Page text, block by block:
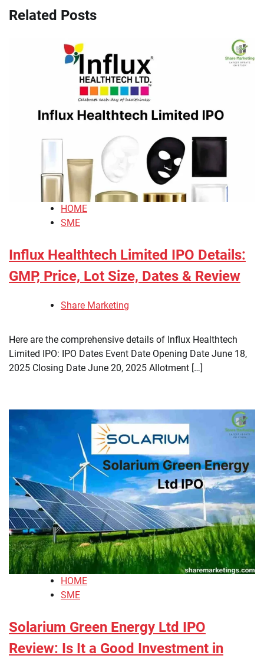
Related Posts
HOME
SME
Influx Healthtech Limited IPO Details:
GMP, Price, Lot Size, Dates & Review
Share Marketing
Here are the comprehensive details of Influx Healthtech
Limited IPO: IPO Dates Event Date Opening Date June 18,
2025 Closing Date June 20, 2025 Allotment […]
HOME
SME
Solarium Green Energy Ltd IPO
Review: Is It a Good Investment in